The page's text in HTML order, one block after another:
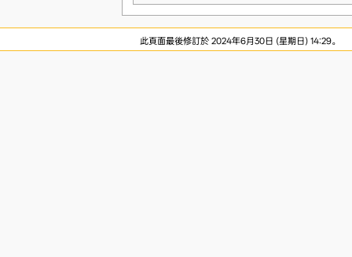
此頁面最後修訂於 2024年6月30日 (星期日) 14:29。